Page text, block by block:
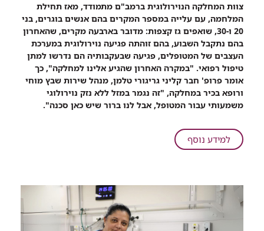
שיתוף
צוות
המחלקה
הנוירולוגית
ברמב"ם
קורא
לגורמי
האכיפה
לשקול
מכירת
צוות המחלקה הנוירולוגית ברמב"ם מתמודד, מאז תחילת
המלחמה, עם עלייה במספר המקרים בהם אנשים בוגרים, בני
20 ו-30, שואפים גז קצפות: מדובר בארבעה מקרים, שהאחרון
בהם נתקבל השבוע, בהם זוהתה פגיעה נוירולוגית במערכת
העצבים של המטופלים, פגיעה שבעקבותיה הם נדרשו למתן
טיפול רפואי. "במקרה האחרון שהגיע אלינו למחלקה", כך
אומר פרופ' חבר קליני גריגורי טלמן, מנהל שירות שבץ מוחי
ורופא בכיר במחלקה, "זה נגמר במזל ללא נזק נוירולוגי
משמעותי עבור המטופל, אבל לנו ברור שיש כאן סכנה".
למידע נוסףעל
צוות